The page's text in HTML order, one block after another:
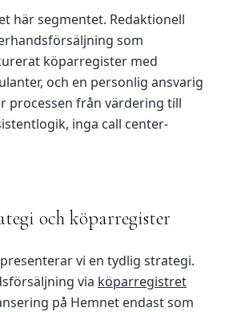
här segmentet. Redaktionell
som
köparregister med
och en personlig ansvarig
processen från värdering till
inga call center-
och köparregister
vi en tydlig strategi.
via köparregistret
på Hemnet endast som